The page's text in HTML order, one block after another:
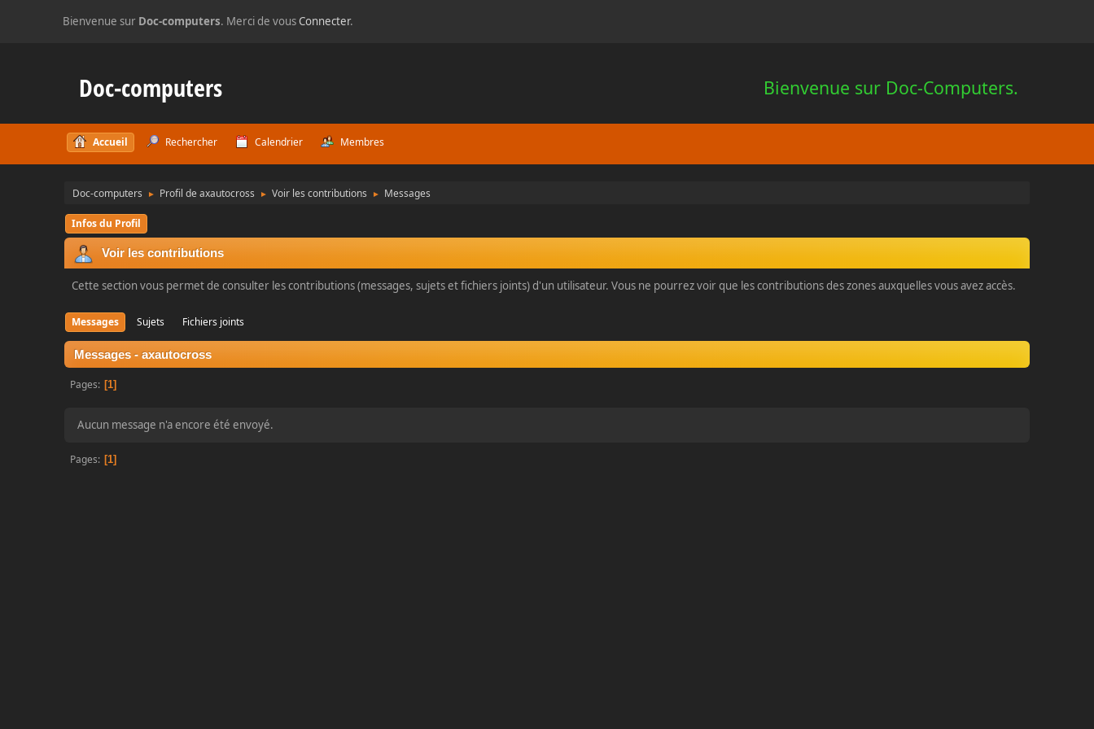
Bienvenue sur Doc-computers. Merci de vousConnecter.
Bienvenue sur Doc-Computers.
Doc-computers
Accueil Rechercher Calendrier Membres
Doc-computers ► Profil de axautocross ► Voir les contributions ► Messages
Infos du Profil
Voir les contributions
Cette section vous permet de consulter les contributions (messages, sujets et fichiers joints) d'un utilisateur. Vous ne pourrez voir que les contributions des zones auxquelles vous avez accès.
Messages Sujets Fichiers joints
Messages - axautocross
Pages 1
Aucun message n'a encore été envoyé.
Pages 1